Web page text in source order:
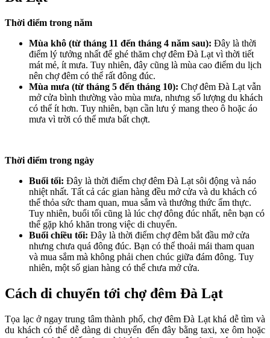
Thời điểm trong năm
Mùa khô (từ tháng 11 đến tháng 4 năm sau): Đây là thời
điểm lý tưởng nhất để ghé thăm chợ đêm Đà Lạt vì thời tiết
mát mẻ, ít mưa. Tuy nhiên, đây cũng là mùa cao điểm du lịch
nên chợ đêm có thể rất đông đúc.
Mùa mưa (từ tháng 5 đến tháng 10): Chợ đêm Đà Lạt vẫn
mở cửa bình thường vào mùa mưa, nhưng số lượng du khách
có thể ít hơn. Tuy nhiên, bạn cần lưu ý mang theo ô hoặc áo
mưa vì trời có thể mưa bất chợt.
Thời điểm trong ngày
Buổi tối: Đây là thời điểm chợ đêm Đà Lạt sôi động và náo
nhiệt nhất. Tất cả các gian hàng đều mở cửa và du khách có
thể thỏa sức tham quan, mua sắm và thưởng thức ẩm thực.
Tuy nhiên, buổi tối cũng là lúc chợ đông đúc nhất, nên bạn có
thể gặp khó khăn trong việc di chuyển.
Buổi chiều tối: Đây là thời điểm chợ đêm bắt đầu mở cửa
nhưng chưa quá đông đúc. Bạn có thể thoải mái tham quan
và mua sắm mà không phải chen chúc giữa đám đông. Tuy
nhiên, một số gian hàng có thể chưa mở cửa.
Cách di chuyển tới chợ đêm Đà Lạt
Tọa lạc ở ngay trung tâm thành phố, chợ đêm Đà Lạt khá dễ tìm và
du khách có thể dễ dàng di chuyển đến đây bằng taxi, xe ôm hoặc